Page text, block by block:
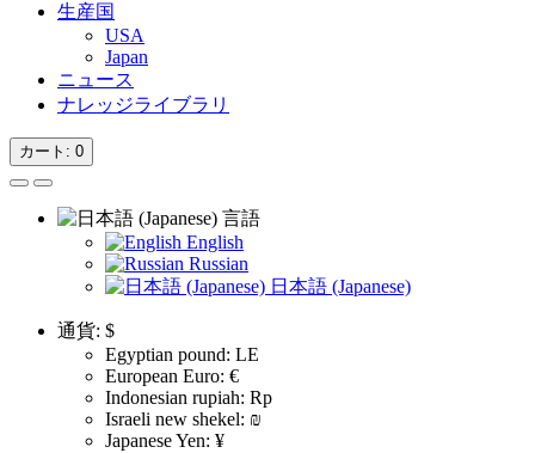
生産国
USA
Japan
ニュース
ナレッジライブラリ
カート : 0
言語
English
Russian
日本語 (Japanese)
通貨: $
Egyptian pound: LE
European Euro: €
Indonesian rupiah: Rp
Israeli new shekel: ₪
Japanese Yen: ¥